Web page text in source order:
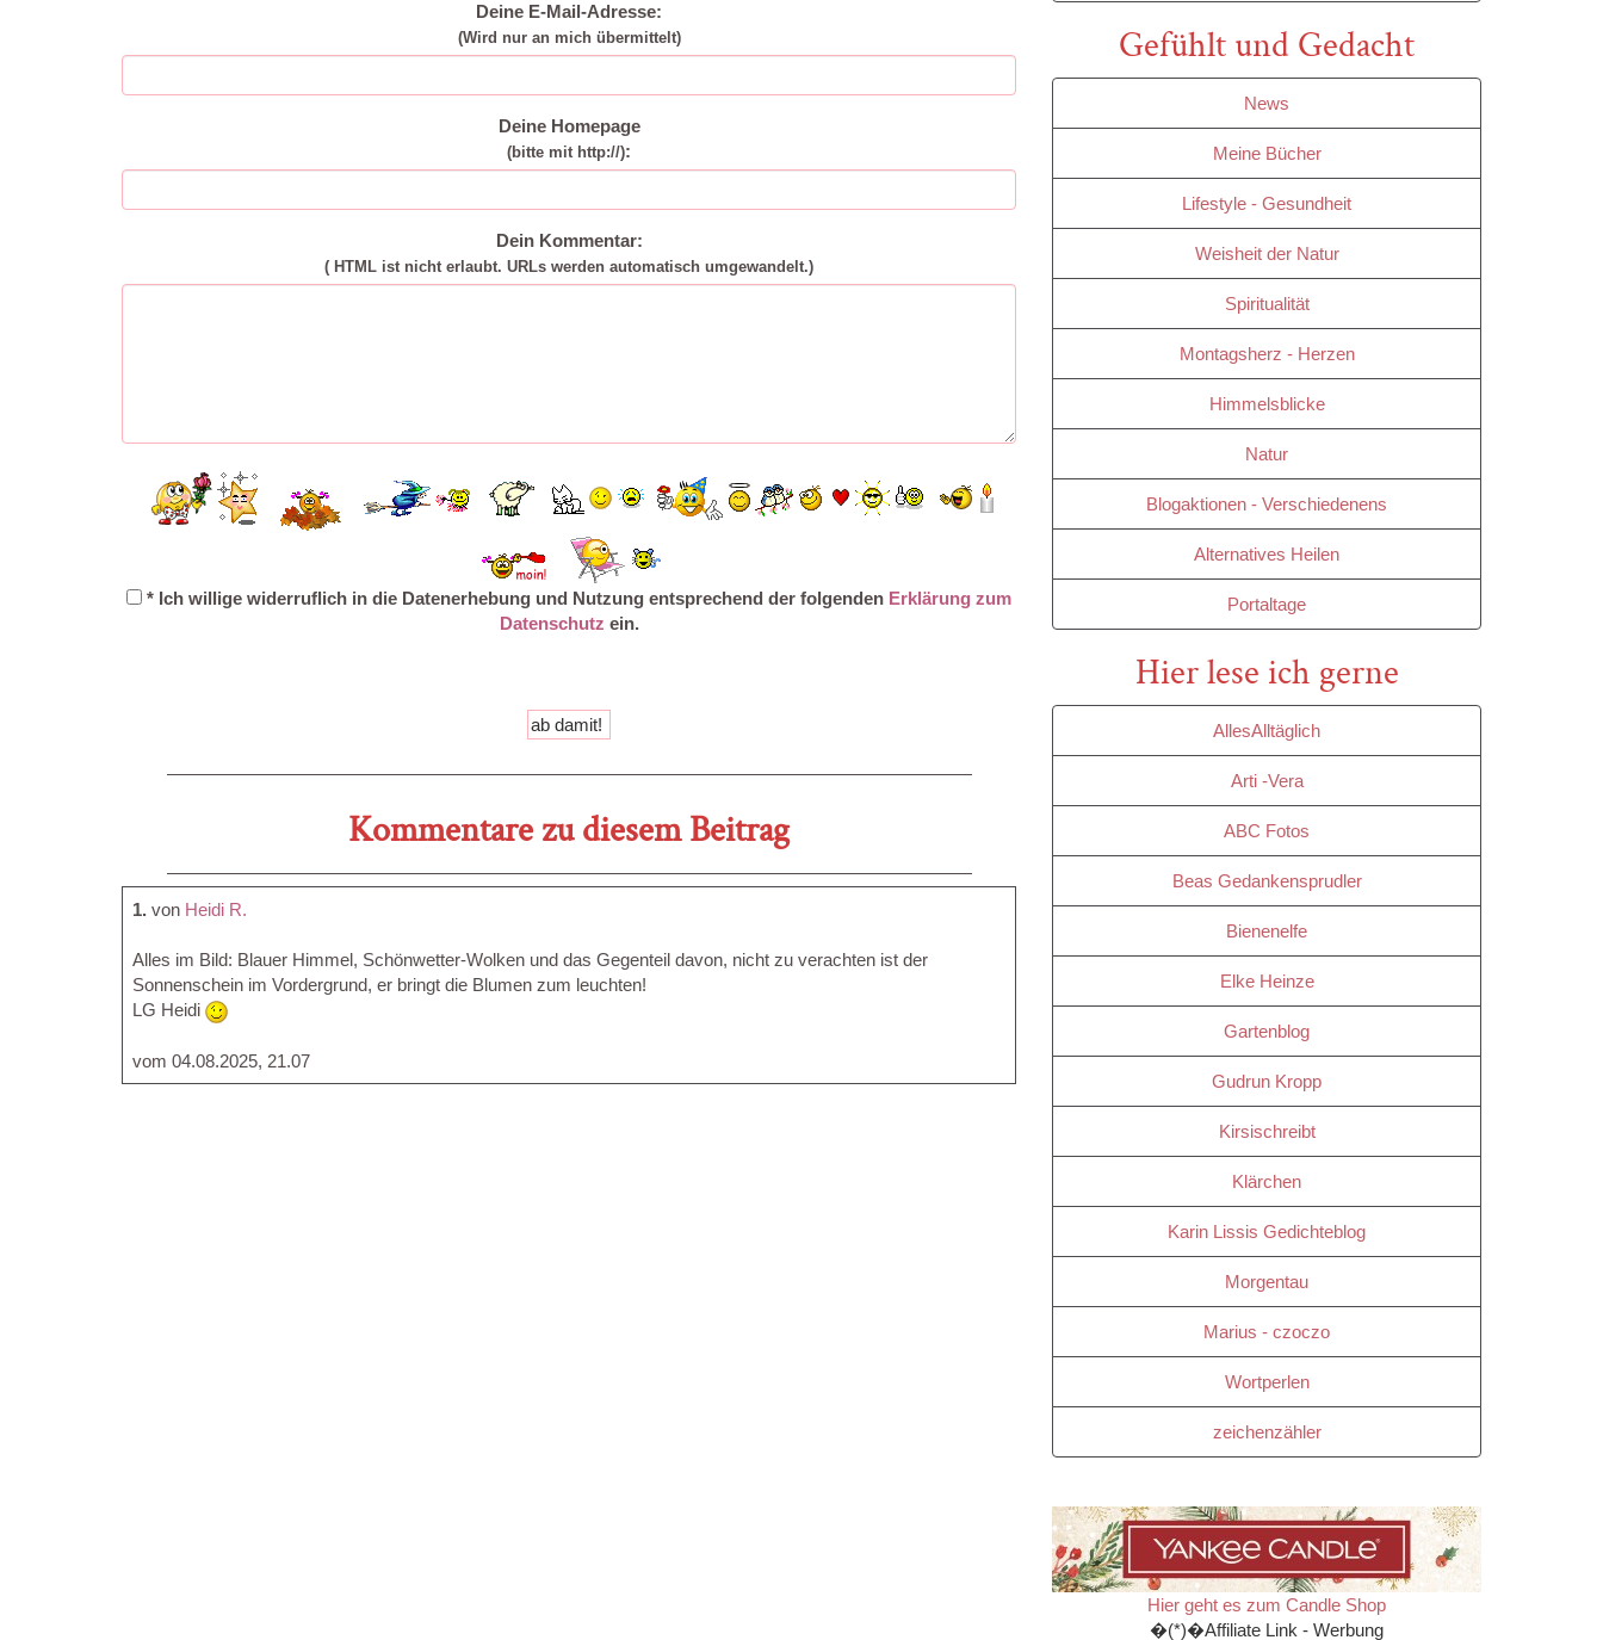
Deine E-Mail-Adresse:
(Wird nur an mich übermittelt)
Deine Homepage
(bitte mit http://):
Dein Kommentar:
( HTML ist nichterlaubt. URLs werden automatisch umgewandelt.)
* Ich willige widerruflich in die Datenerhebung und Nutzung entsprechend der folgenden Erklärung zum
Datenschutz ein.
Kommentare zu diesem Beitrag
1. von Heidi R.
Alles im Bild: Blauer Himmel, Schönwetter-Wolken und das Gegenteil davon, nicht zu verachten ist der
Sonnenschein im Vordergrund, er bringt die Blumen zum leuchten!
LG Heidi
vom 04.08.2025, 21.07
Gefühlt und Gedacht
News
Meine Bücher
Lifestyle - Gesundheit
Weisheit der Natur
Spiritualität
Montagsherz - Herzen
Himmelsblicke
Natur
Blogaktionen - Verschiedenens
Alternatives Heilen
Portaltage
Hier lese ich gerne
AllesAlltäglich
Arti -Vera
ABC Fotos
Beas Gedankensprudler
Bienenelfe
Elke Heinze
Gartenblog
Gudrun Kropp
Kirsischreibt
Klärchen
Karin Lissis Gedichteblog
Morgentau
Marius - czoczo
Wortperlen
zeichenzähler
Hier geht es zum Candle Shop
�(*)�Affiliate Link - Werbung